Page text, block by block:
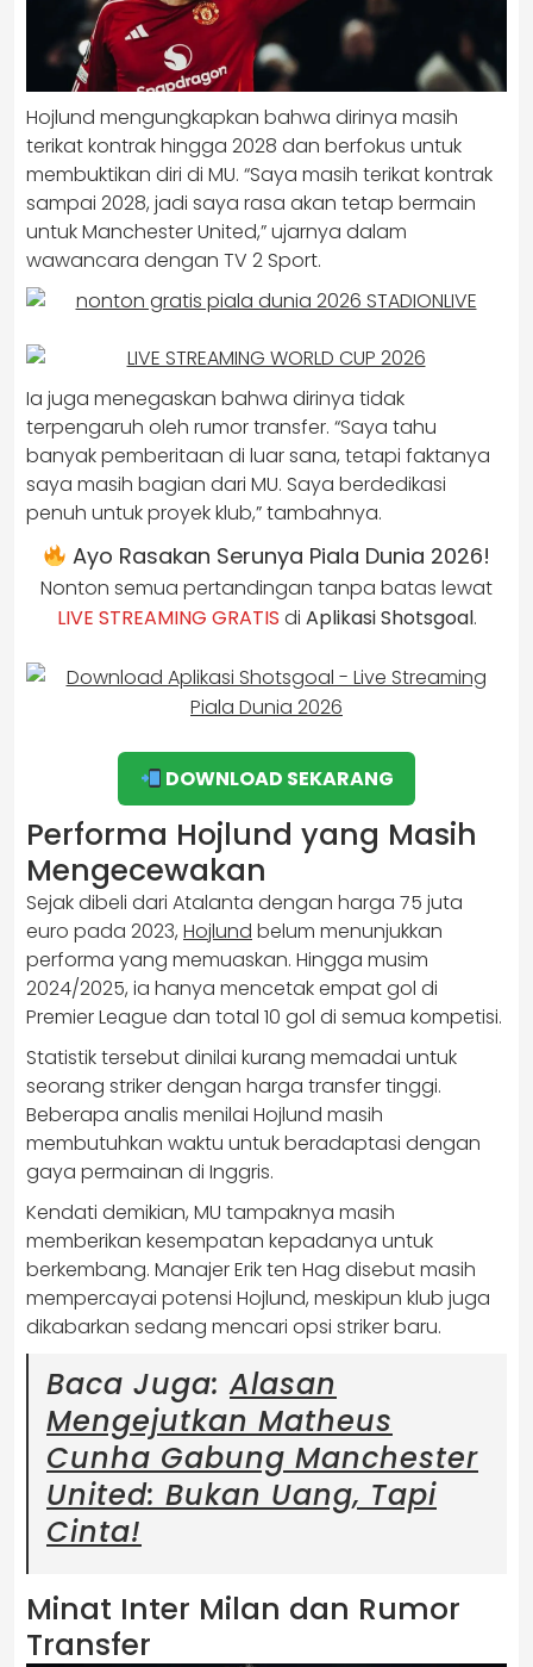
Hojlund mengungkapkan bahwa dirinya masih
terikat kontrak hingga 2028 dan berfokus untuk
membuktikan diri di MU. “Saya masih terikat kontrak
sampai 2028, jadi saya rasa akan tetap bermain
untuk Manchester United,” ujarnya dalam
wawancara dengan TV 2 Sport.
Ia juga menegaskan bahwa dirinya tidak
terpengaruh oleh rumor transfer. “Saya tahu
banyak pemberitaan di luar sana, tetapi faktanya
saya masih bagian dari MU. Saya berdedikasi
penuh untuk proyek klub,” tambahnya.
Ayo Rasakan Serunya Piala Dunia 2026!
Nonton semua pertandingan tanpa batas lewat
LIVE STREAMING GRATIS di Aplikasi Shotsgoal.
DOWNLOAD SEKARANG
Performa Hojlund yang Masih
Mengecewakan
Sejak dibeli dari Atalanta dengan harga 75 juta
euro pada 2023, Hojlund belum menunjukkan
performa yang memuaskan. Hingga musim
2024/2025, ia hanya mencetak empat gol di
Premier League dan total 10 gol di semua kompetisi.
Statistik tersebut dinilai kurang memadai untuk
seorang striker dengan harga transfer tinggi.
Beberapa analis menilai Hojlund masih
membutuhkan waktu untuk beradaptasi dengan
gaya permainan di Inggris.
Kendati demikian, MU tampaknya masih
memberikan kesempatan kepadanya untuk
berkembang. Manajer Erik ten Hag disebut masih
mempercayai potensi Hojlund, meskipun klub juga
dikabarkan sedang mencari opsi striker baru.
Baca Juga:Alasan
Mengejutkan Matheus
Cunha Gabung Manchester
United: Bukan Uang, Tapi
Cinta!
Minat Inter Milan dan Rumor
Transfer